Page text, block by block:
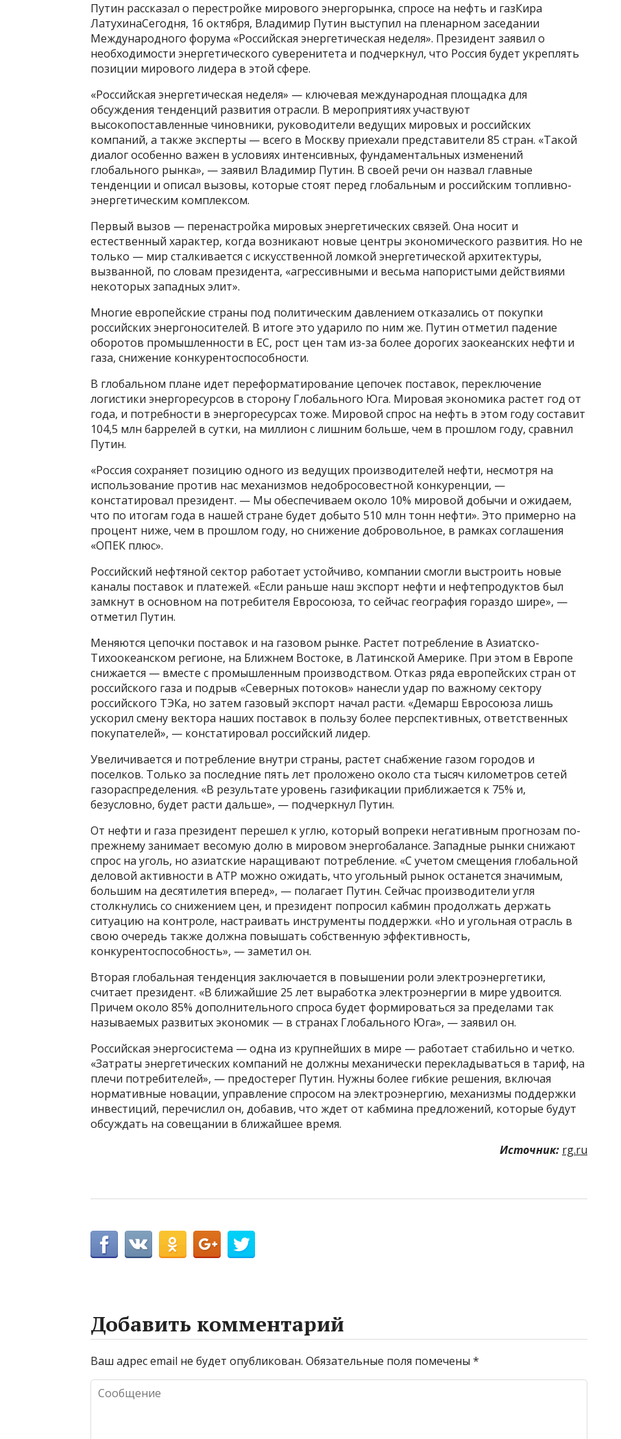
Путин рассказал о перестройке мирового энергорынка, спросе на нефть и газКира
ЛатухинаСегодня, 16 октября, Владимир Путин выступил на пленарном заседании
Международного форума «Российская энергетическая неделя». Президент заявил о
необходимости энергетического суверенитета и подчеркнул, что Россия будет укреплять
позиции мирового лидера в этой сфере.
«Российская энергетическая неделя» — ключевая международная площадка для
обсуждения тенденций развития отрасли. В мероприятиях участвуют
высокопоставленные чиновники, руководители ведущих мировых и российских
компаний, а также эксперты — всего в Москву приехали представители 85 стран. «Такой
диалог особенно важен в условиях интенсивных, фундаментальных изменений
глобального рынка», — заявил Владимир Путин. В своей речи он назвал главные
тенденции и описал вызовы, которые стоят перед глобальным и российским топливно-
энергетическим комплексом.
Первый вызов — перенастройка мировых энергетических связей. Она носит и
естественный характер, когда возникают новые центры экономического развития. Но не
только — мир сталкивается с искусственной ломкой энергетической архитектуры,
вызванной, по словам президента, «агрессивными и весьма напористыми действиями
некоторых западных элит».
Многие европейские страны под политическим давлением отказались от покупки
российских энергоносителей. В итоге это ударило по ним же. Путин отметил падение
оборотов промышленности в ЕС, рост цен там из-за более дорогих заокеанских нефти и
газа, снижение конкурентоспособности.
В глобальном плане идет переформатирование цепочек поставок, переключение
логистики энергоресурсов в сторону Глобального Юга. Мировая экономика растет год от
года, и потребности в энергоресурсах тоже. Мировой спрос на нефть в этом году составит
104,5 млн баррелей в сутки, на миллион с лишним больше, чем в прошлом году, сравнил
Путин.
«Россия сохраняет позицию одного из ведущих производителей нефти, несмотря на
использование против нас механизмов недобросовестной конкуренции, —
констатировал президент. — Мы обеспечиваем около 10% мировой добычи и ожидаем,
что по итогам года в нашей стране будет добыто 510 млн тонн нефти». Это примерно на
процент ниже, чем в прошлом году, но снижение добровольное, в рамках соглашения
«ОПЕК плюс».
Российский нефтяной сектор работает устойчиво, компании смогли выстроить новые
каналы поставок и платежей. «Если раньше наш экспорт нефти и нефтепродуктов был
замкнут в основном на потребителя Евросоюза, то сейчас география гораздо шире», —
отметил Путин.
Меняются цепочки поставок и на газовом рынке. Растет потребление в Азиатско-
Тихоокеанском регионе, на Ближнем Востоке, в Латинской Америке. При этом в Европе
снижается — вместе с промышленным производством. Отказ ряда европейских стран от
российского газа и подрыв «Северных потоков» нанесли удар по важному сектору
российского ТЭКа, но затем газовый экспорт начал расти. «Демарш Евросоюза лишь
ускорил смену вектора наших поставок в пользу более перспективных, ответственных
покупателей», — констатировал российский лидер.
Увеличивается и потребление внутри страны, растет снабжение газом городов и
поселков. Только за последние пять лет проложено около ста тысяч километров сетей
газораспределения. «В результате уровень газификации приближается к 75% и,
безусловно, будет расти дальше», — подчеркнул Путин.
От нефти и газа президент перешел к углю, который вопреки негативным прогнозам по-
прежнему занимает весомую долю в мировом энергобалансе. Западные рынки снижают
спрос на уголь, но азиатские наращивают потребление. «С учетом смещения глобальной
деловой активности в АТР можно ожидать, что угольный рынок останется значимым,
большим на десятилетия вперед», — полагает Путин. Сейчас производители угля
столкнулись со снижением цен, и президент попросил кабмин продолжать держать
ситуацию на контроле, настраивать инструменты поддержки. «Но и угольная отрасль в
свою очередь также должна повышать собственную эффективность,
конкурентоспособность», — заметил он.
Вторая глобальная тенденция заключается в повышении роли электроэнергетики,
считает президент. «В ближайшие 25 лет выработка электроэнергии в мире удвоится.
Причем около 85% дополнительного спроса будет формироваться за пределами так
называемых развитых экономик — в странах Глобального Юга», — заявил он.
Российская энергосистема — одна из крупнейших в мире — работает стабильно и четко.
«Затраты энергетических компаний не должны механически перекладываться в тариф, на
плечи потребителей», — предостерег Путин. Нужны более гибкие решения, включая
нормативные новации, управление спросом на электроэнергию, механизмы поддержки
инвестиций, перечислил он, добавив, что ждет от кабмина предложений, которые будут
обсуждать на совещании в ближайшее время.
Источник: rg.ru
Добавить комментарий
Ваш адрес email не будет опубликован. Обязательные поля помечены *